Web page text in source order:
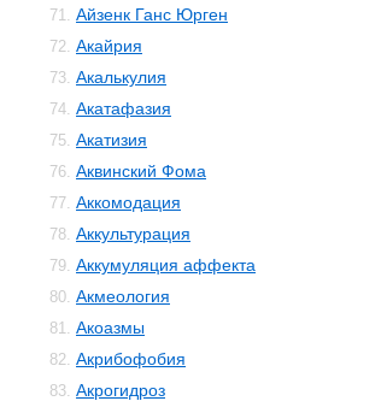
71. Айзенк Ганс Юрген
72. Акайрия
73. Акалькулия
74. Акатафазия
75. Акатизия
76. Аквинский Фома
77. Аккомодация
78. Аккультурация
79. Аккумуляция аффекта
80. Акмеология
81. Акоазмы
82. Акрибофобия
83. Акрогидроз